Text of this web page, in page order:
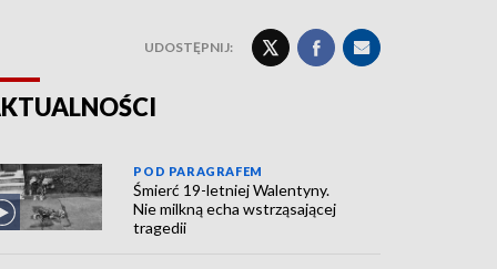
UDOSTĘPNIJ:
POD PARAGRAFEM
Śmierć 19-letniej Walentyny.
Nie milkną echa wstrząsającej
tragedii